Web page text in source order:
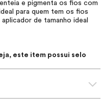
e pigmenta os fios com
para quem tem os fios
aplicador de tamanho ideal
este item possui selo